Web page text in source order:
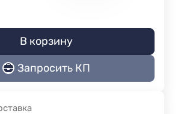
В корзину
Запросить КП